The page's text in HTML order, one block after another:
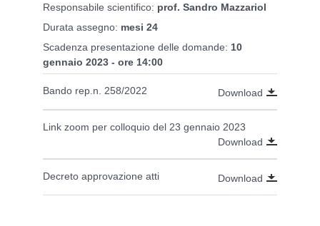
Responsabile scientifico: prof. Sandro Mazzariol
Durata assegno: mesi 24
Scadenza presentazione delle domande: 10
gennaio 2023 - ore 14:00
Bando rep.n. 258/2022 Download
Link zoom per colloquio del 23 gennaio 2023
Download
Decreto approvazione atti Download